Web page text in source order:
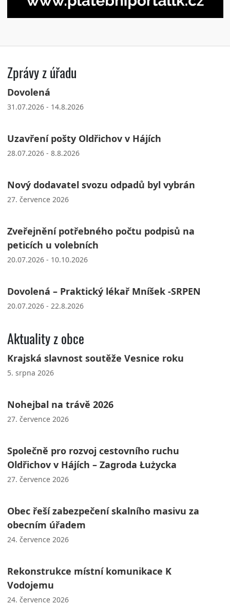
Zprávy z úřadu
Dovolená
31.07.2026 - 14.8.2026
Uzavření pošty Oldřichov v Hájích
28.07.2026 - 8.8.2026
Nový dodavatel svozu odpadů byl vybrán
27. července 2026
Zveřejnění potřebného počtu podpisů na
peticích u volebních
20.07.2026 - 10.10.2026
Dovolená – Praktický lékař Mníšek -SRPEN
20.07.2026 - 22.8.2026
Aktuality z obce
Krajská slavnost soutěže Vesnice roku
5. srpna 2026
Nohejbal na trávě 2026
27. července 2026
Společně pro rozvoj cestovního ruchu
Oldřichov v Hájích – Zagroda Łużycka
27. července 2026
Obec řeší zabezpečení skalního masivu za
obecním úřadem
24. července 2026
Rekonstrukce místní komunikace K
Vodojemu
24. července 2026